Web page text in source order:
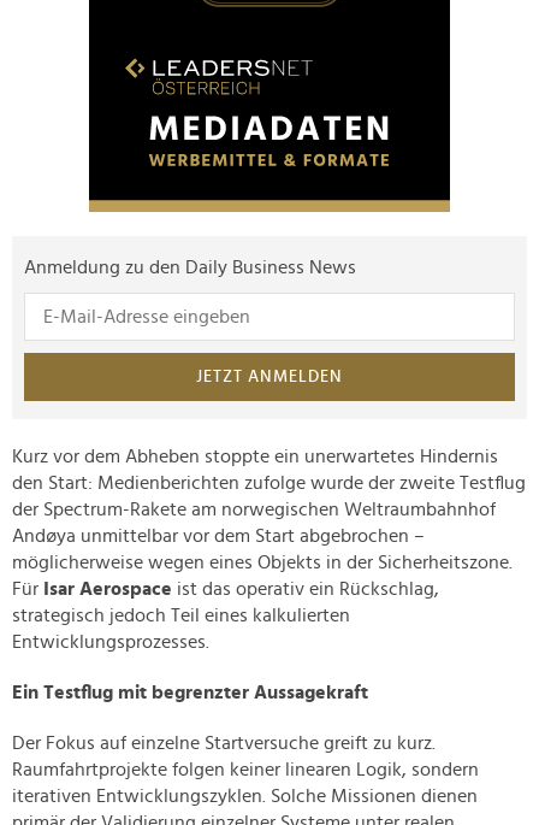
Anmeldung zu den Daily Business News
JETZT ANMELDEN
Kurz vor dem Abheben stoppte ein unerwartetes Hindernis
den Start: Medienberichten zufolge wurde der zweite Testflug
der Spectrum-Rakete am norwegischen Weltraumbahnhof
Andøya unmittelbar vor dem Start abgebrochen –
möglicherweise wegen eines Objekts in der Sicherheitszone.
Für
Isar Aerospace ist das operativ ein Rückschlag,
strategisch jedoch Teil eines kalkulierten
Entwicklungsprozesses.
Ein Testflug mit begrenzter Aussagekraft
Der Fokus auf einzelne Startversuche greift zu kurz.
Raumfahrtprojekte folgen keiner linearen Logik, sondern
iterativen Entwicklungszyklen. Solche Missionen dienen